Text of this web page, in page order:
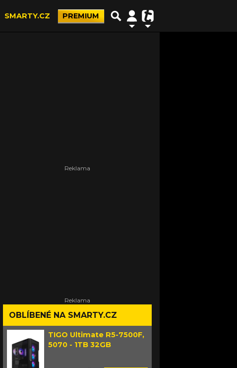
SMARTY.CZ PREMIUM
OBLÍBENÉ NA SMARTY.CZ
TIGO Ultimate R5-7500F,
5070 - 1TB 32GB